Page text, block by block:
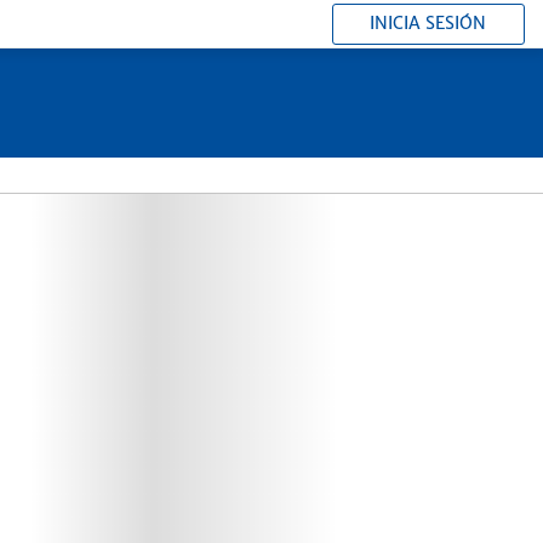
INICIA SESIÓN